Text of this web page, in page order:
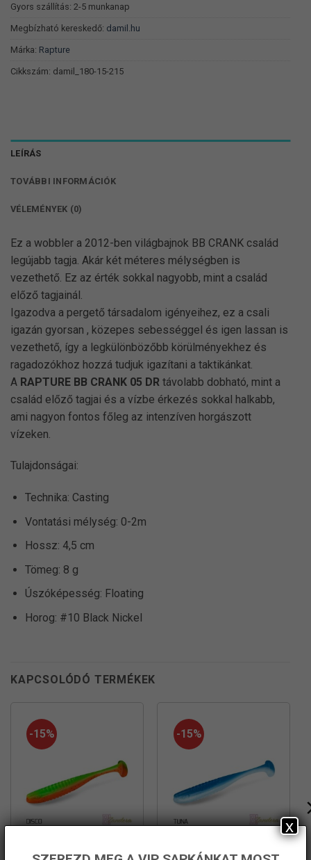
Gyors szállítás: 2-5 munkanap
Megbízható kereskedő: damil.hu
Márka: Rapture
Cikkszám: damil_180-15-215
LEÍRÁS
TOVÁBBI INFORMÁCIÓK
VÉLEMÉNYEK (0)
Ez a wobbler a 2012-ben világbajnok BB CRANK család
legújabb tagja. Akár két méteres mélységben is
vezethető. Ez az érték sokkal nagyobb, mint a család
előző tagjainál.
Igazodva a pergető társadalom igényeihez, ez a csali
igazán gyorsan , közepes sebességgel és igen lassan is
vezethető, így a legkülönbözőbb körülményekhez és
ragadozókhoz hozzá tudjuk igazítani a taktikánkat.
A RAPTURE BB CRANK 05 DR távolabb dobható, mint a
család előző tagjai és a vízbe érkezés sokkal halkabb,
ami nagyon fontos főleg az intenzíven horgászott
vízeken.
Tulajdonságai:
Technika: Casting
Vontatási mélység: 0-2m
Hossz: 4,5 cm
Tömeg: 8 g
Úszóképesség: Floating
Horog: #10 Black Nickel
KAPCSOLÓDÓ TERMÉKEK
-15% -15%
x